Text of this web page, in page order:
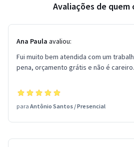
Avaliações de
Ana Paula avaliou:
Fui muito bem atendida com um
pena, orçamento grátis e não é
para Antônio Santos /Presencial